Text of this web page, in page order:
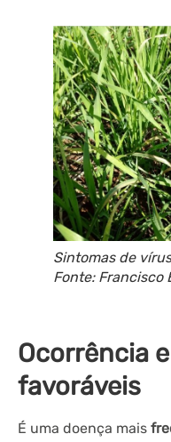
Sintomas de
Fonte: Francisco
Ocorrência
favoráveis
É uma doença mais